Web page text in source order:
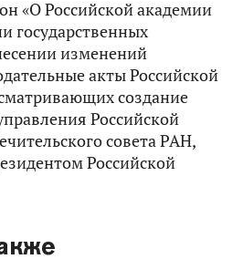
«О Российской академии
государственных
изменений
акты Российской
создание
Российской
совета РАН,
Российской